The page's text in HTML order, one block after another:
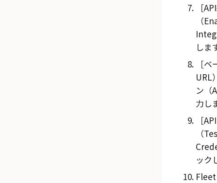
（
しま
ベ
URL
ン（
力し
（
ック